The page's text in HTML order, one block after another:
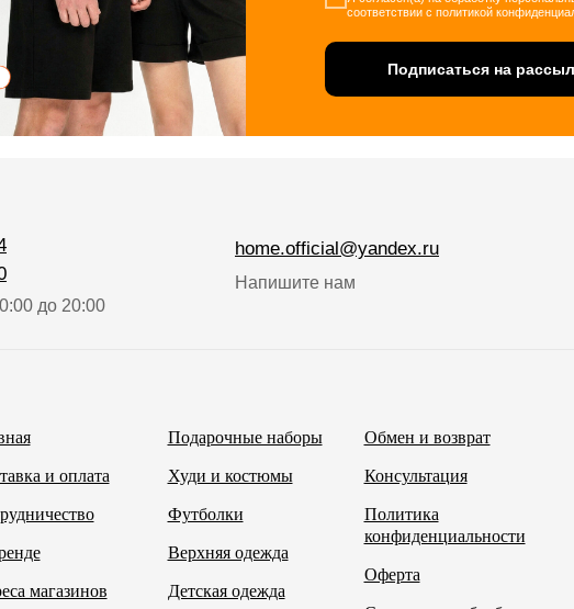
соответствии с политикой
Подписаться на
home.official@yandex.ru
Напишите нам
до 20:00
и оплата
магазинов
Подарочные наборы
Худи и костюмы
Футболки
Верхняя одежда
Детская одежда
Обмен и возврат
Консультация
Политика
конфиденциальности
Оферта